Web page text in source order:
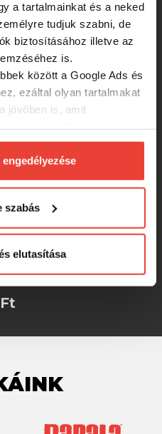
a tartalmainkat és a neked
tudjuk szabni, de
biztosításához illetve az
is.
között a Google Ads és
ezáltal olyan tartalmakat
jövőben is, amit
engedd meg
formában nem fogunk
ezzel kapcsolatban.
szabás
elutasítása
Zip Fleece kabát (S)
Apearel Thermapro
Green Xxxl